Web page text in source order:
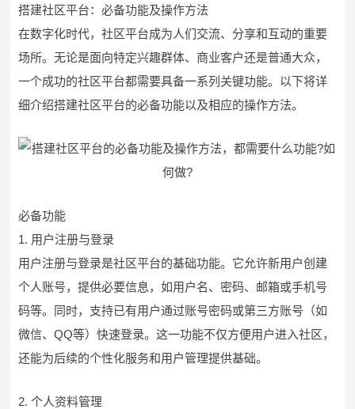
搭建社区平台：必备功能及操作方法
在数字化时代，社区平台成为人们交流、分享和互动的重要
场所。无论是面向特定兴趣群体、商业客户还是普通大众，
一个成功的社区平台都需要具备一系列关键功能。以下将详
细介绍搭建社区平台的必备功能以及相应的操作方法。
必备功能
1. 用户注册与登录
用户注册与登录是社区平台的基础功能。它允许新用户创建
个人账号，提供必要信息，如用户名、密码、邮箱或手机号
码等。同时，支持已有用户通过账号密码或第三方账号（如
微信、QQ等）快速登录。这一功能不仅方便用户进入社区，
还能为后续的个性化服务和用户管理提供基础。
2. 个人资料管理